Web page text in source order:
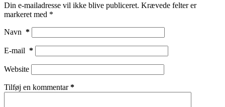
Din e-mailadresse vil ikke blive publiceret. Krævede felter er
markeret med *
Navn *
E-mail *
Website
Tilføj en kommentar*